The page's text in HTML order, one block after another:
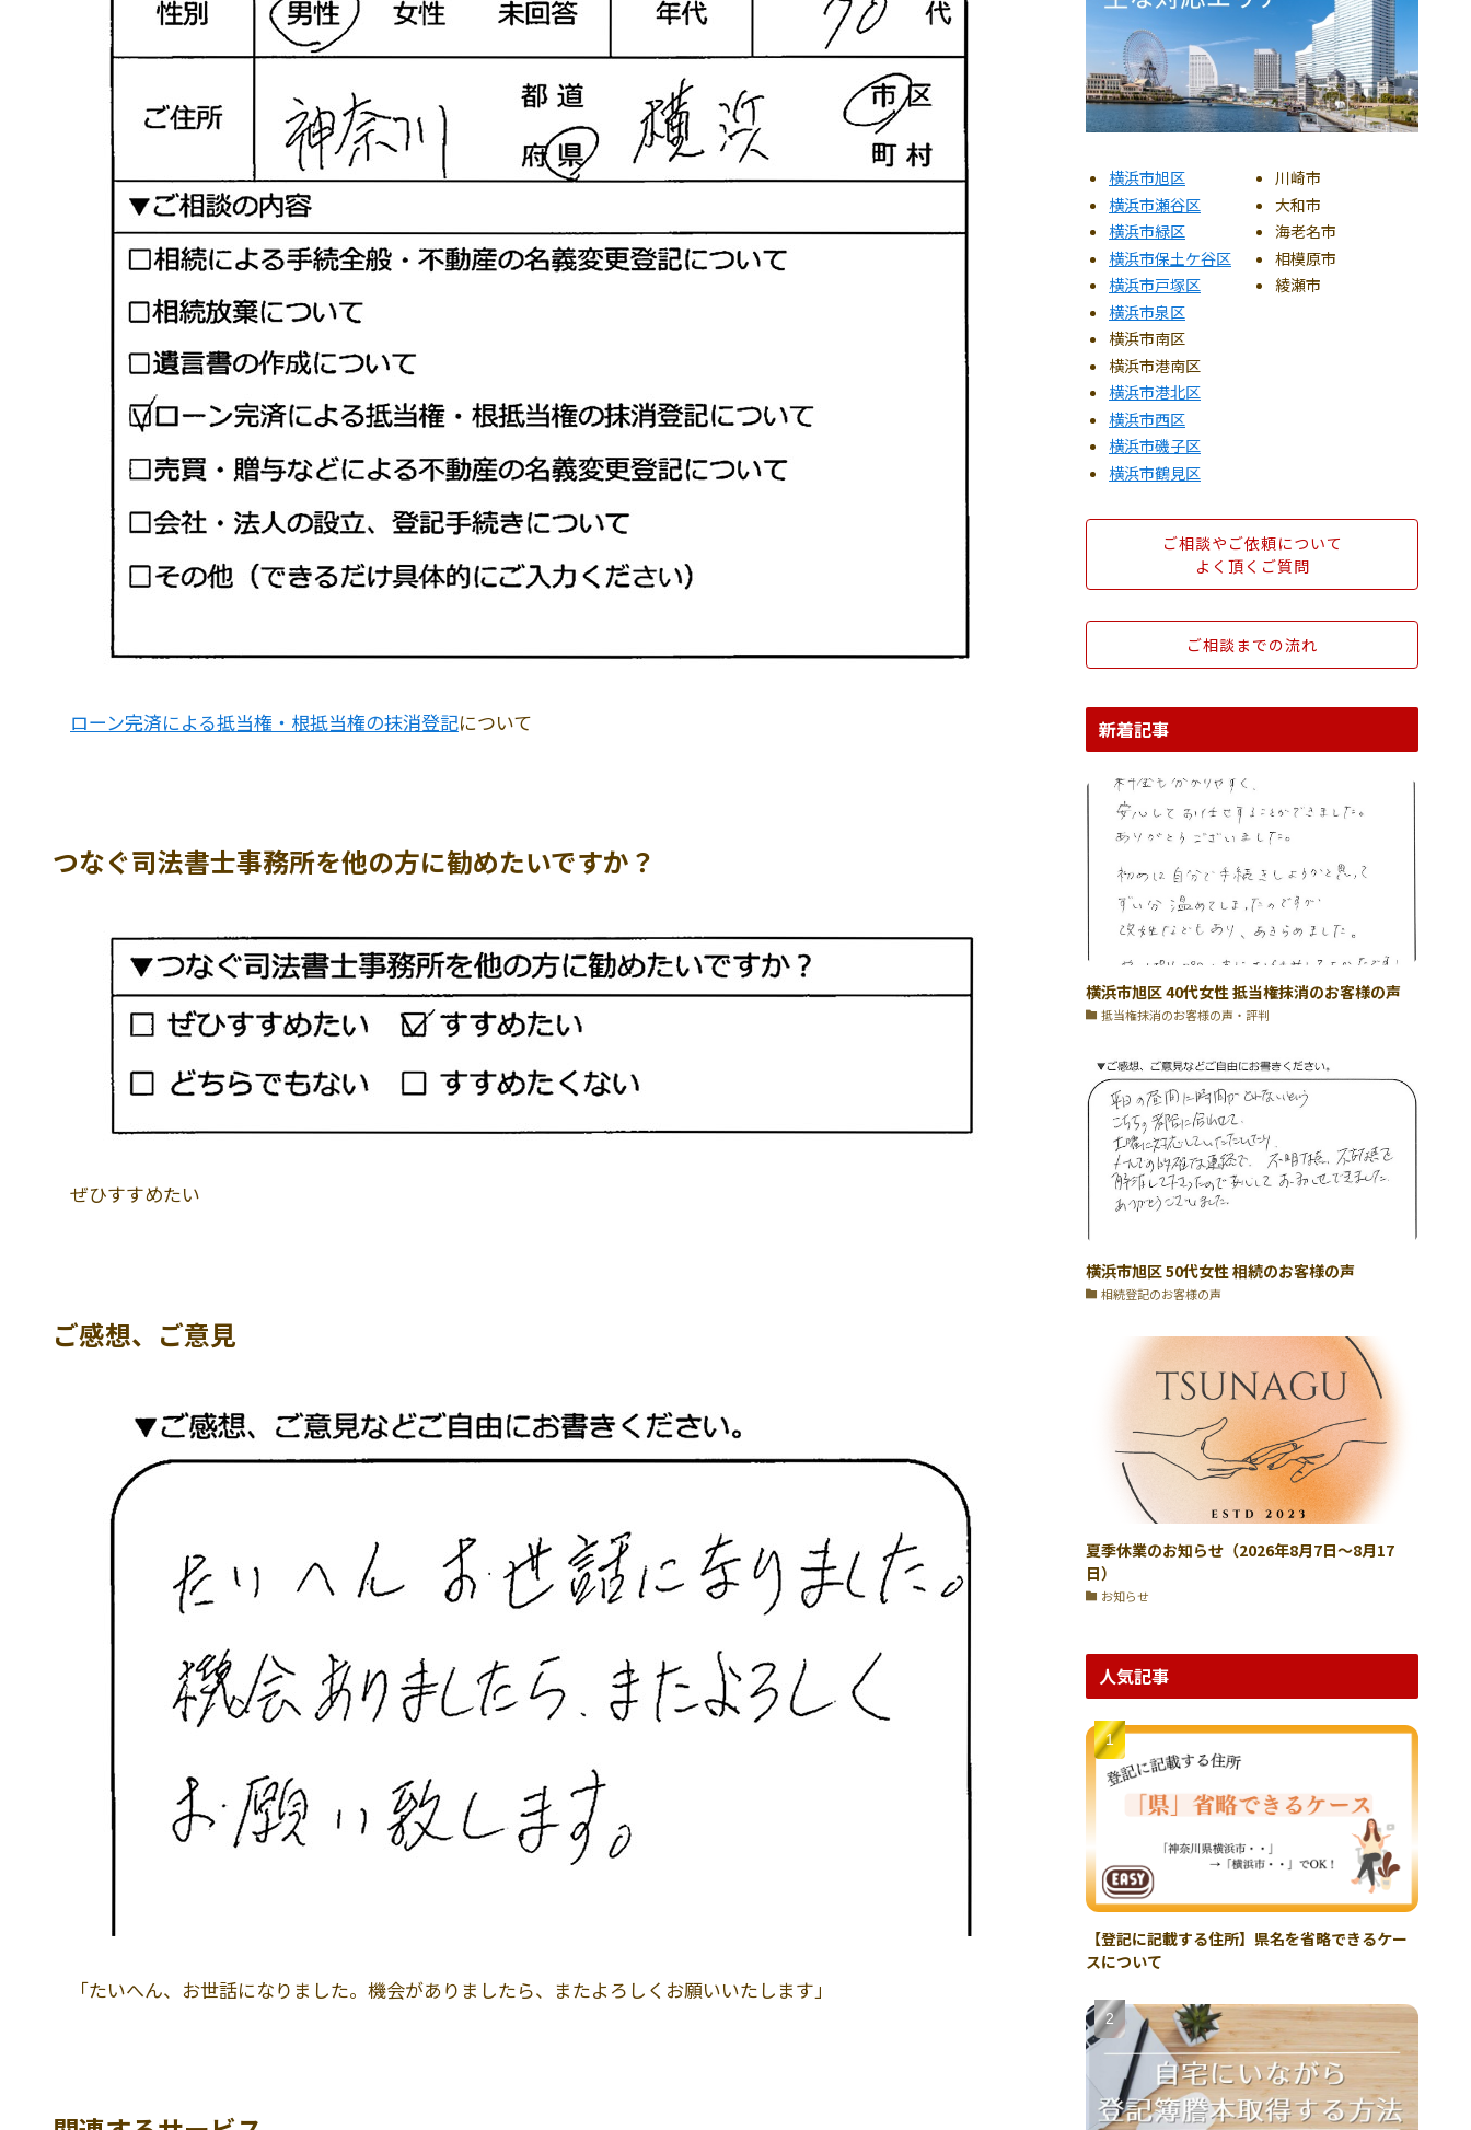
ローン完済による抵当権・根抵当権の抹消登記について
つなぐ司法書士事務所を他の方に勧めたいですか？
ぜひすすめたい
ご感想、ご意見
「たいへん、お世話になりました。機会がありましたら、またよろしくお願いいたします」
横浜市旭区
横浜市瀬谷区
横浜市緑区
横浜市保土ケ谷区
横浜市戸塚区
横浜市泉区
横浜市南区
横浜市港南区
横浜市港北区
横浜市西区
横浜市磯子区
横浜市鶴見区
川崎市
大和市
海老名市
相模原市
綾瀬市
ご相談やご依頼について
よく頂くご質問
ご相談までの流れ
新着記事
横浜市旭区 40代女性 抵当権抹消のお客様の声
抵当権抹消のお客様の声・評判
横浜市旭区 50代女性 相続のお客様の声
相続登記のお客様の声
夏季休業のお知らせ（2026年8月7日〜8月17
日）
お知らせ
人気記事
【登記に記載する住所】県名を省略できるケー
スについて